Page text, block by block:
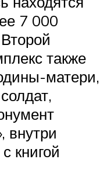
7 000
также
матери,
внутри
книгой